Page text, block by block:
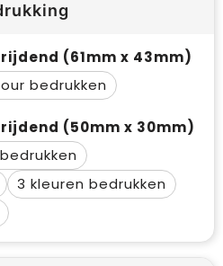
(61mm x 43mm)
(50mm x 30mm)
3